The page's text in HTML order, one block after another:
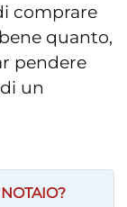
comprare
quanto,
pendere
un